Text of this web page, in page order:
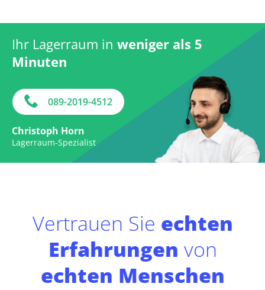
Ihr Lagerraum in weniger als 5
Minuten
089-2019-4512
Christoph Horn
Lagerraum-Spezialist
Vertrauen Sie echten
Erfahrungen von
echten Menschen